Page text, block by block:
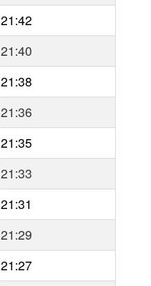
21:42
21:40
21:38
21:36
21:35
21:33
21:31
21:29
21:27